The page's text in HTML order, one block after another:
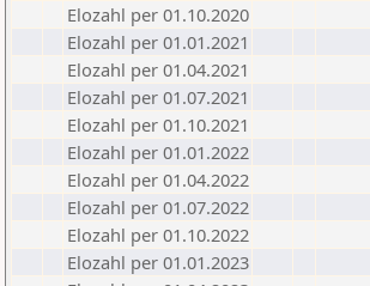
Elozahl per 01.10.2020
Elozahl per 01.01.2021
Elozahl per 01.04.2021
Elozahl per 01.07.2021
Elozahl per 01.10.2021
Elozahl per 01.01.2022
Elozahl per 01.04.2022
Elozahl per 01.07.2022
Elozahl per 01.10.2022
Elozahl per 01.01.2023